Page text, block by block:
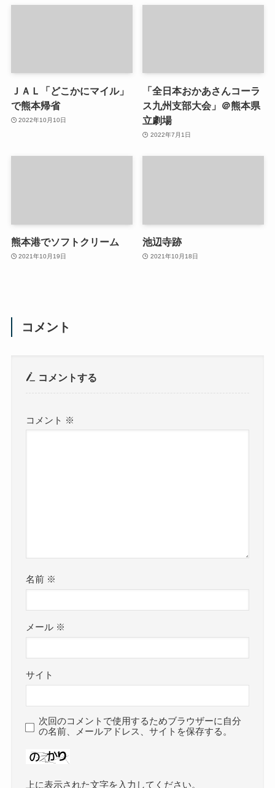
ＪＡＬ「どこかにマイル」
で熊本帰省
2022年10月10日
「全日本おかあさんコーラ
ス九州支部大会」＠熊本県
立劇場
2022年7月1日
熊本港でソフトクリーム
2021年10月19日
池辺寺跡
2021年10月18日
コメント
コメントする
コメント ※
名前 ※
メール ※
サイト
次回のコメントで使用するためブラウザーに自分
の名前、メールアドレス、サイトを保存する。
上に表示された文字を入力してください。